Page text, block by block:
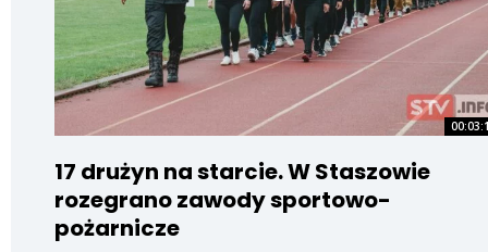
17 drużyn na starcie. W Staszowie
rozegrano zawody sportowo-
pożarnicze